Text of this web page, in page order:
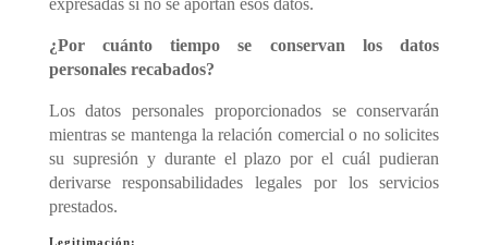
expresadas si no se aportan esos datos.
¿Por cuánto tiempo se conservan los datos
personales recabados?
Los datos personales proporcionados se conservarán
mientras se mantenga la relación comercial o no solicites
su supresión y durante el plazo por el cuál pudieran
derivarse responsabilidades legales por los servicios
prestados.
Legitimación: